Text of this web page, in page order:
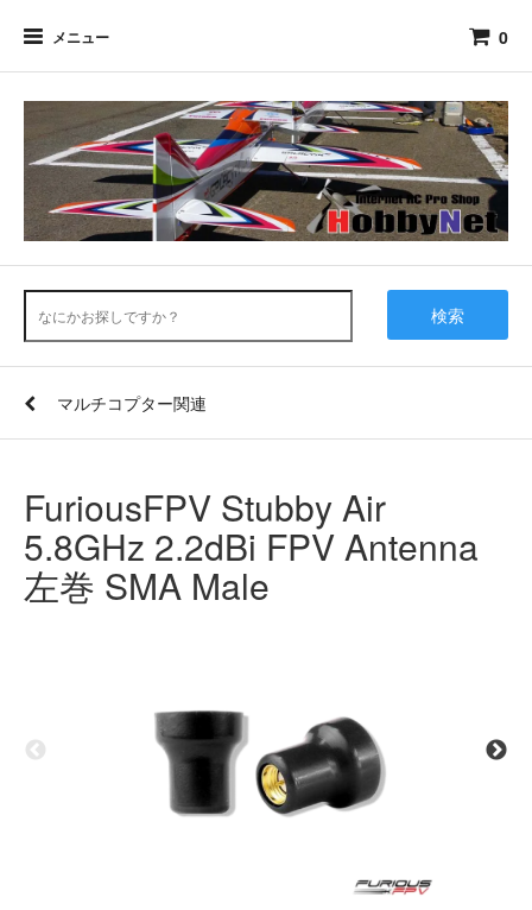
メニュー 0
検索
マルチコプター関連
FuriousFPV Stubby Air
5.8GHz 2.2dBi FPV Antenna
左巻 SMA Male